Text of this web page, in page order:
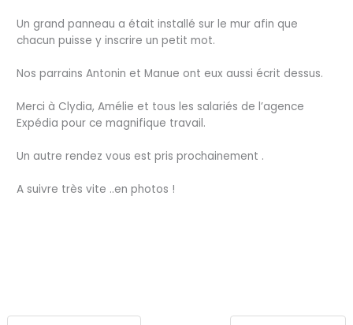
Un grand panneau a était installé sur le mur afin que
chacun puisse y inscrire un petit mot.
Nos parrains Antonin et Manue ont eux aussi écrit dessus.
Merci à Clydia, Amélie et tous les salariés de l’agence
Expédia pour ce magnifique travail.
Un autre rendez vous est pris prochainement .
A suivre très vite ..en photos !